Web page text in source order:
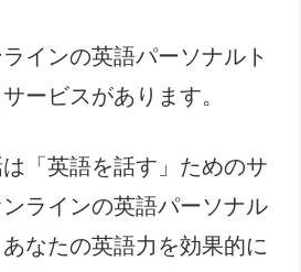
インの英語パーソナルト
ービスがあります。
「英語を話す」ためのサ
ラインの英語パーソナル
なたの英語力を効果的に